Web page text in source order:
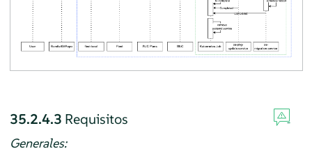
35.2.4.3 Requisitos
Generales: